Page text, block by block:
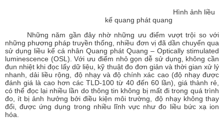
Hình ảnh liều
kế quang phát quang
Những năm gần đây nhờ những ưu điểm vượt trội so với
những phương pháp truyền thống, nhiều đơn vị đã dần chuyển qua
sử dụng liều kế cá nhân Quang phát Quang – Optically stimulated
luminescence (OSL). Với ưu điểm nhỏ gọn dễ sử dụng, không cần
đun nhiệt khi đọc lấy dữ liệu, kỹ thuật đo đơn giản và thời gian xử lý
nhanh, dải liều rộng, độ nhạy và độ chính xác cao (độ nhạy được
đánh giá là cao hơn các TLD-100 từ 40 đến 60 lần), giá thành rẻ,
có thể đọc lại nhiều lần do thông tin không bị mất đi trong quá trình
đo, ít bị ảnh hưởng bởi điều kiện môi trường, độ nhạy không thay
đổi, được ứng dụng trong nhiều lĩnh vực như đo liều bức xạ ion
hóa.